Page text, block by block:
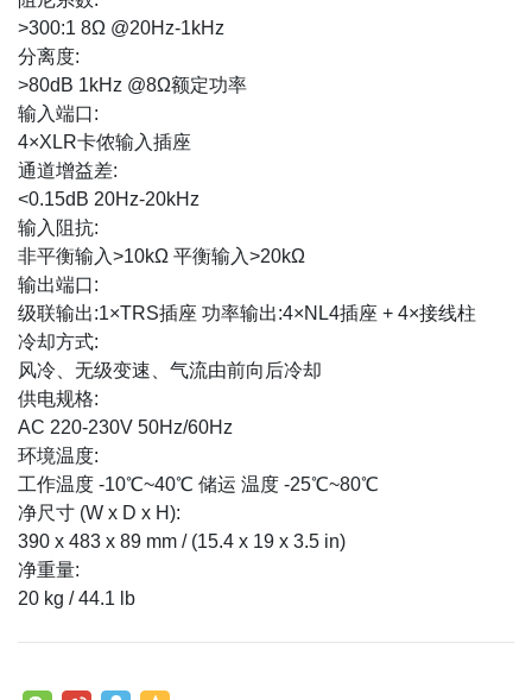
>300:1 8Ω @20Hz-1kHz
分离度:
>80dB 1kHz @8Ω额定功率
输入端口:
4×XLR卡侬输入插座
通道增益差:
<0.15dB 20Hz-20kHz
输入阻抗:
非平衡输入>10kΩ 平衡输入>20kΩ
输出端口:
级联输出:1×TRS插座 功率输出:4×NL4插座 + 4×接线柱
冷却方式:
风冷、无级变速、气流由前向后冷却
供电规格:
AC 220-230V 50Hz/60Hz
环境温度:
工作温度 -10℃~40℃ 储运 温度 -25℃~80℃
净尺寸 (W x D x H):
390 x 483 x 89 mm / (15.4 x 19 x 3.5 in)
净重量:
20 kg / 44.1 lb